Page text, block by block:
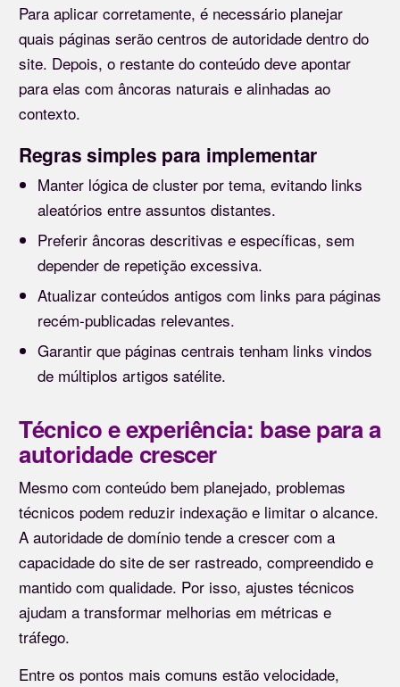
Para aplicar corretamente, é necessário planejar
quais páginas serão centros de autoridade dentro do
site. Depois, o restante do conteúdo deve apontar
para elas com âncoras naturais e alinhadas ao
contexto.
Regras simples para implementar
Manter lógica de cluster por tema, evitando links
aleatórios entre assuntos distantes.
Preferir âncoras descritivas e específicas, sem
depender de repetição excessiva.
Atualizar conteúdos antigos com links para páginas
recém-publicadas relevantes.
Garantir que páginas centrais tenham links vindos
de múltiplos artigos satélite.
Técnico e experiência: base para a
autoridade crescer
Mesmo com conteúdo bem planejado, problemas
técnicos podem reduzir indexação e limitar o alcance.
A autoridade de domínio tende a crescer com a
capacidade do site de ser rastreado, compreendido e
mantido com qualidade. Por isso, ajustes técnicos
ajudam a transformar melhorias em métricas e
tráfego.
Entre os pontos mais comuns estão velocidade,